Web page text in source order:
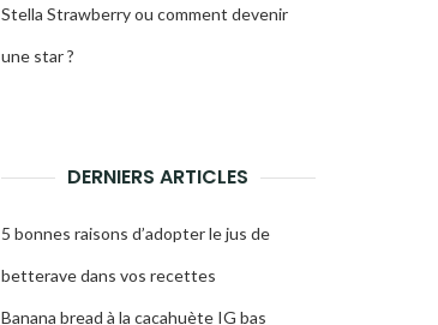
Stella Strawberry ou comment devenir
une star ?
DERNIERS ARTICLES
5 bonnes raisons d’adopter le jus de
betterave dans vos recettes
Banana bread à la cacahuète IG bas